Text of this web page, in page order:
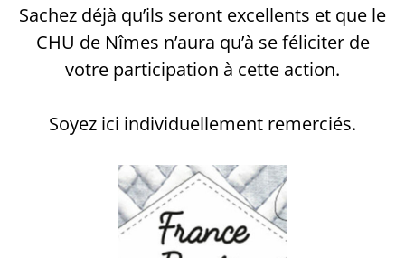
Sachez déjà qu’ils seront excellents et que le
CHU de Nîmes n’aura qu’à se féliciter de
votre participation à cette action.
Soyez ici individuellement remerciés.